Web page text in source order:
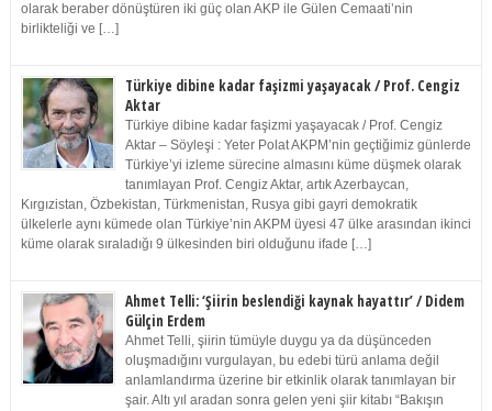
olarak beraber dönüştüren iki güç olan AKP ile Gülen Cemaati’nin
birlikteliği ve […]
Türkiye dibine kadar faşizmi yaşayacak / Prof. Cengiz
Aktar
Türkiye dibine kadar faşizmi yaşayacak / Prof. Cengiz
Aktar – Söyleşi : Yeter Polat AKPM’nin geçtiğimiz günlerde
Türkiye’yi izleme sürecine almasını küme düşmek olarak
tanımlayan Prof. Cengiz Aktar, artık Azerbaycan,
Kırgızistan, Özbekistan, Türkmenistan, Rusya gibi gayri demokratik
ülkelerle aynı kümede olan Türkiye’nin AKPM üyesi 47 ülke arasından ikinci
küme olarak sıraladığı 9 ülkesinden biri olduğunu ifade […]
Ahmet Telli: ‘Şiirin beslendiği kaynak hayattır’ / Didem
Gülçin Erdem
Ahmet Telli, şiirin tümüyle duygu ya da düşünceden
oluşmadığını vurgulayan, bu edebi türü anlama değil
anlamlandırma üzerine bir etkinlik olarak tanımlayan bir
şair. Altı yıl aradan sonra gelen yeni şiir kitabı “Bakışın